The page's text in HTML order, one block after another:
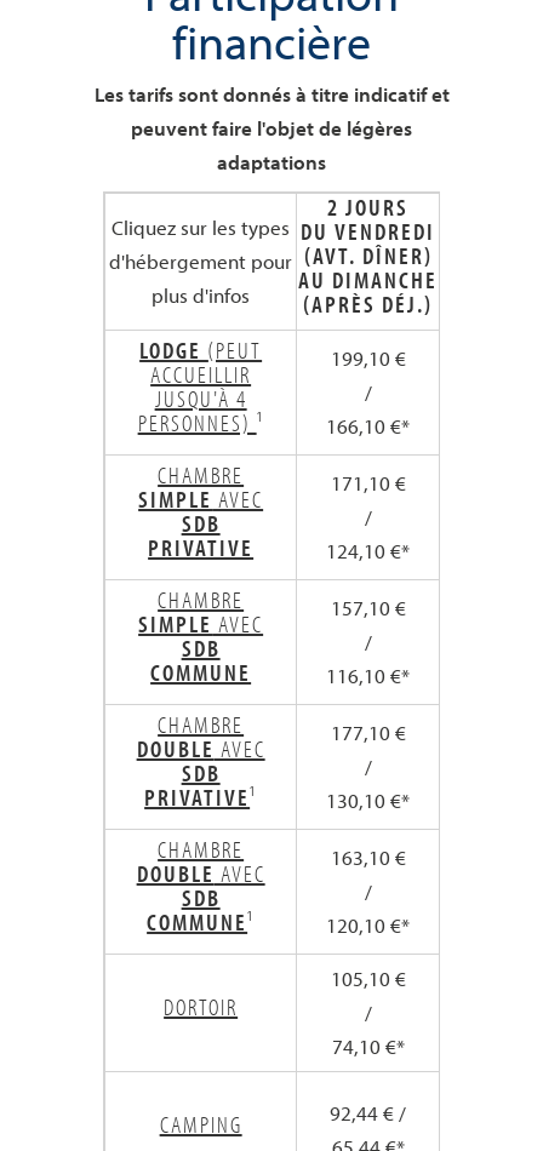
financière
Les tarifs sont donnés à titre indicatif et
peuvent faire l'objet de légères
adaptations
Cliquez sur les types
d'hébergement pour
plus d'infos
2 JOURS
DU VENDREDI
(AVT. DÎNER)
AU DIMANCHE
(APRÈS DÉJ.)
LODGE (PEUT
ACCUEILLIR
JUSQU'À 4
PERSONNES) ¹
199,10 €
/
166,10 €*
CHAMBRE
SIMPLE AVEC
SDB
PRIVATIVE
171,10 €
/
124,10 €*
CHAMBRE
SIMPLE AVEC
SDB
COMMUNE
157,10 €
/
116,10 €*
CHAMBRE
DOUBLE AVEC
SDB
PRIVATIVE¹
177,10 €
/
130,10 €*
CHAMBRE
DOUBLE AVEC
SDB
COMMUNE¹
163,10 €
/
120,10 €*
DORTOIR
105,10 €
/
74,10 €*
CAMPING
92,44 € /